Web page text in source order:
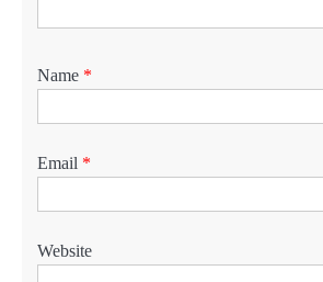
Name *
Email *
Website